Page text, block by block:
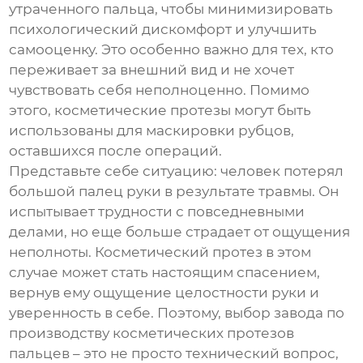
утраченного пальца, чтобы минимизировать
психологический дискомфорт и улучшить
самооценку. Это особенно важно для тех, кто
переживает за внешний вид и не хочет
чувствовать себя неполноценно. Помимо
этого, косметические протезы могут быть
использованы для маскировки рубцов,
оставшихся после операций.
Представьте себе ситуацию: человек потерял
большой палец руки в результате травмы. Он
испытывает трудности с повседневными
делами, но еще больше страдает от ощущения
неполноты. Косметический протез в этом
случае может стать настоящим спасением,
вернув ему ощущение целостности руки и
уверенность в себе. Поэтому, выборзавода по
производству косметических протезов
пальцев – это не просто технический вопрос,